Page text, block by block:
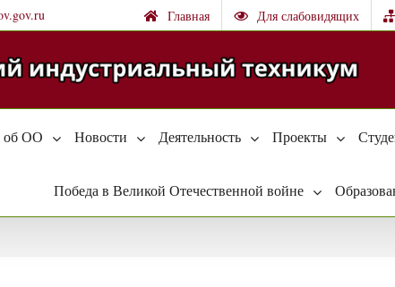
Главная Для слабовидящих
об ОО Новости Деятельность Проекты
Победа в Великой Отечественной войне